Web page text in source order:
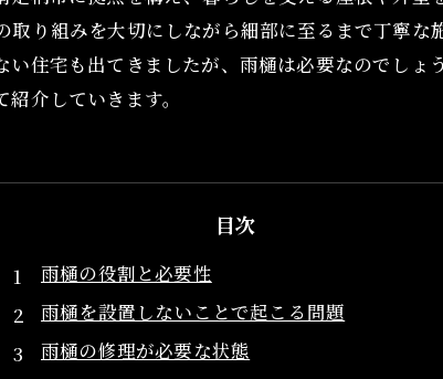
り組みを大切にしながら細部に至るまで丁寧
住宅も出てきましたが、雨樋は必要なのでし
介していきます。
目次
雨樋の役割と必要性
雨樋を設置しないことで起こる問題
雨樋の修理が必要な状態